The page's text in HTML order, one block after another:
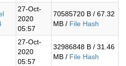
27-Oct-
2020
05:57
70585720 B / 67.32
MB / File Hash
27-Oct-
2020
05:57
32986848 B / 31.46
MB / File Hash